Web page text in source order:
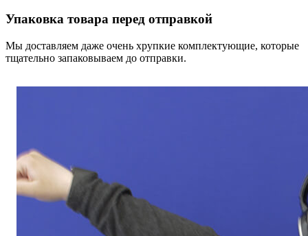
Упаковка товара перед отправкой
Мы доставляем даже очень хрупкие комплектующие, которые
тщательно запаковываем до отправки.